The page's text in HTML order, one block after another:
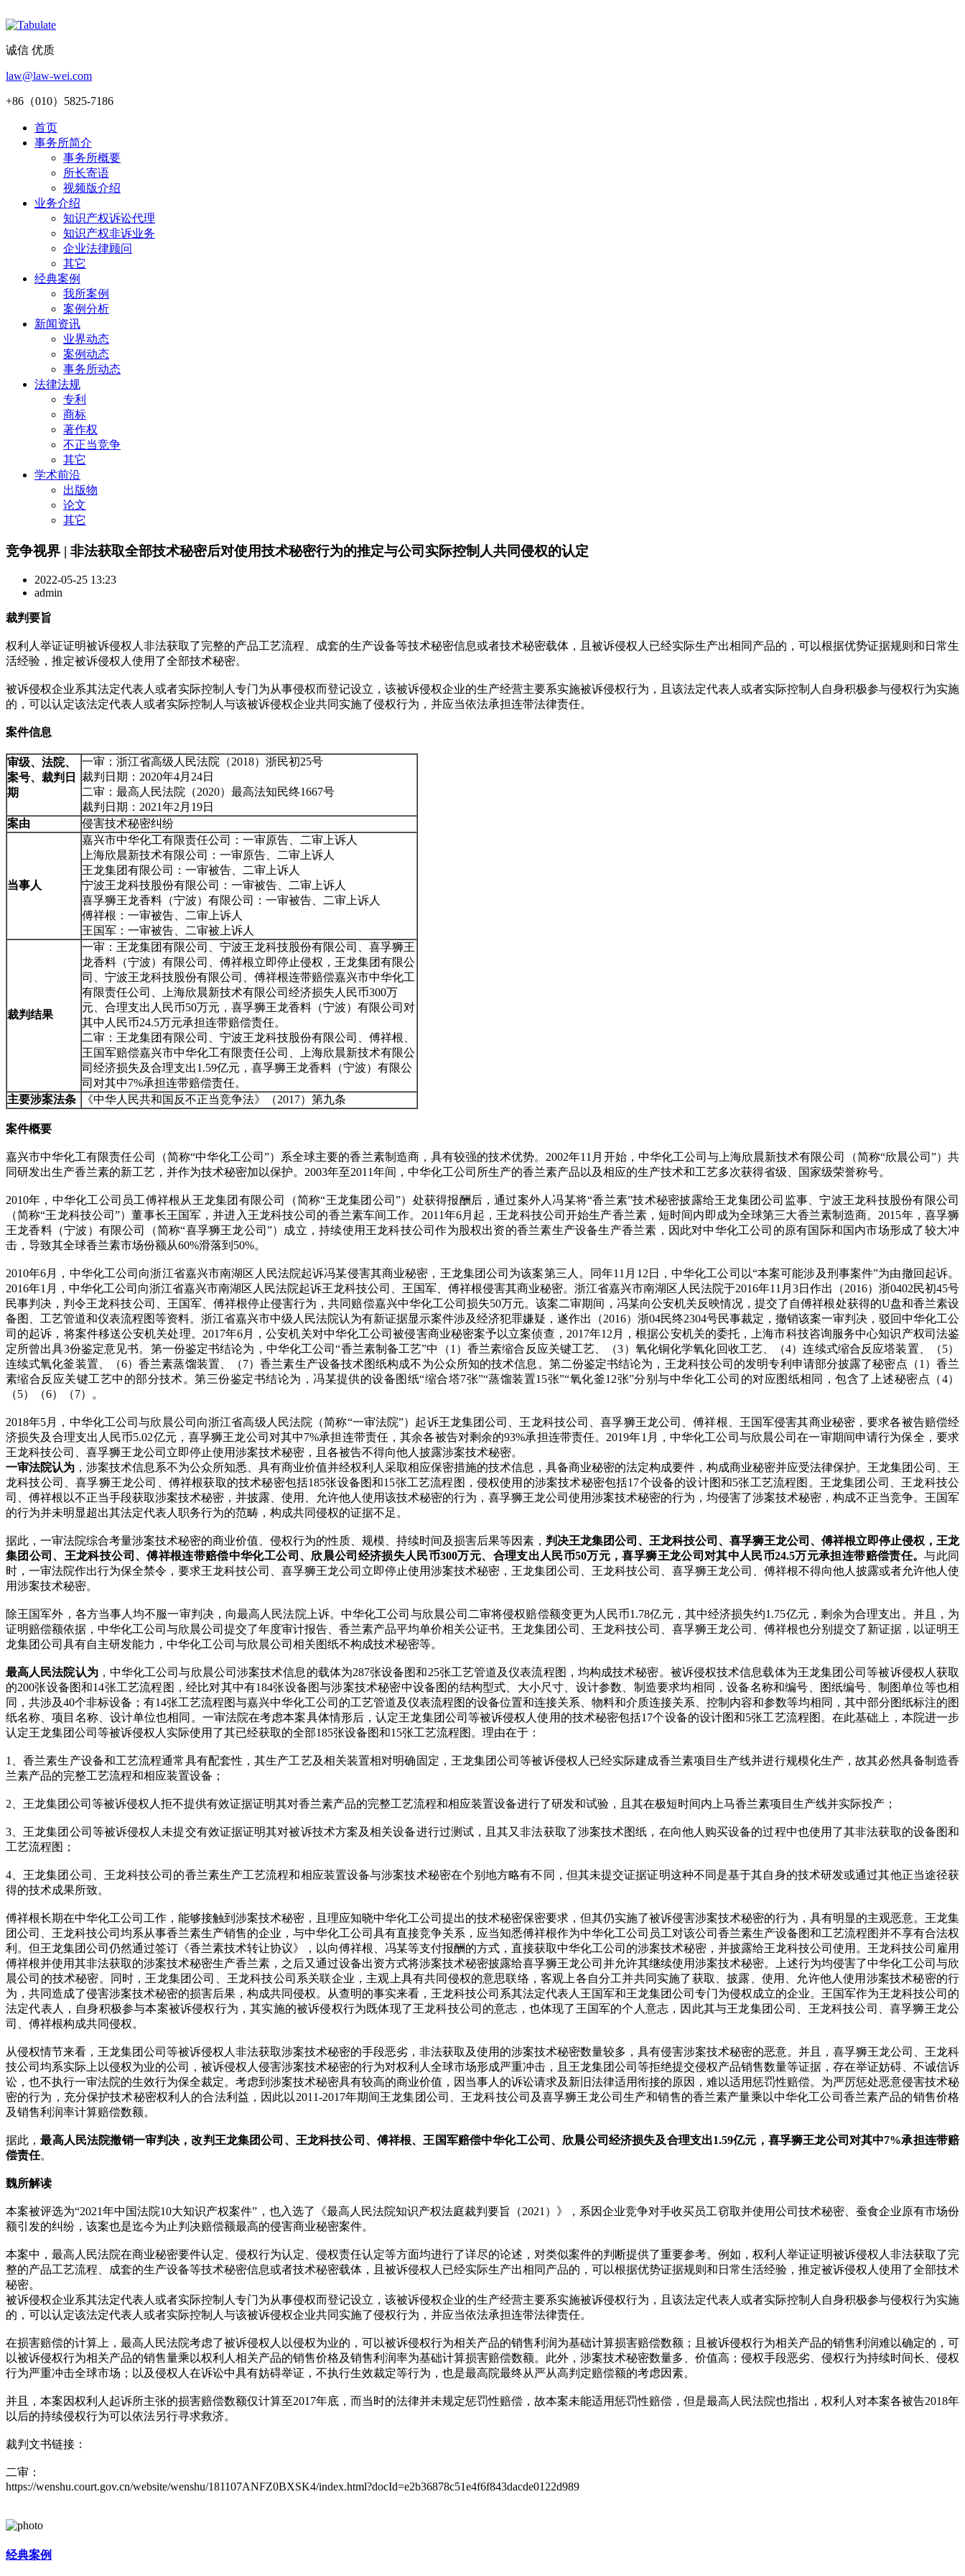
诚信 优质
law@law-wei.com
+86（010）5825-7186
首页
事务所简介
事务所概要
所长寄语
视频版介绍
业务介绍
知识产权诉讼代理
知识产权非诉业务
企业法律顾问
其它
经典案例
我所案例
案例分析
新闻资讯
业界动态
案例动态
事务所动态
法律法规
专利
商标
著作权
不正当竞争
其它
学术前沿
出版物
论文
其它
竞争视界 | 非法获取全部技术秘密后对使用技术秘密行为的推定与公司实际控制人共同侵权的认定
2022-05-25 13:23
admin
裁判要旨
权利人举证证明被诉侵权人非法获取了完整的产品工艺流程、成套的生产设备等技术秘密信息或者技术秘密载体，且被诉侵权人已经实际生产出相同产品的，可以根据优势证据规则和日常生
活经验，推定被诉侵权人使用了全部技术秘密。
被诉侵权企业系其法定代表人或者实际控制人专门为从事侵权而登记设立，该被诉侵权企业的生产经营主要系实施被诉侵权行为，且该法定代表人或者实际控制人自身积极参与侵权行为实施
的，可以认定该法定代表人或者实际控制人与该被诉侵权企业共同实施了侵权行为，并应当依法承担连带法律责任。
案件信息
审级、法院、
案号、裁判日
期
一审：浙江省高级人民法院（2018）浙民初25号
裁判日期：2020年4月24日
二审：最高人民法院（2020）最高法知民终1667号
裁判日期：2021年2月19日
案由
侵害技术秘密纠纷
当事人
嘉兴市中华化工有限责任公司：一审原告、二审上诉人
上海欣晨新技术有限公司：一审原告、二审上诉人
王龙集团有限公司：一审被告、二审上诉人
宁波王龙科技股份有限公司：一审被告、二审上诉人
喜孚狮王龙香料（宁波）有限公司：一审被告、二审上诉人
傅祥根：一审被告、二审上诉人
王国军：一审被告、二审被上诉人
裁判结果
一审：王龙集团有限公司、宁波王龙科技股份有限公司、喜孚狮王
龙香料（宁波）有限公司、傅祥根立即停止侵权，王龙集团有限公
司、宁波王龙科技股份有限公司、傅祥根连带赔偿嘉兴市中华化工
有限责任公司、上海欣晨新技术有限公司经济损失人民币300万
元、合理支出人民币50万元，喜孚狮王龙香料（宁波）有限公司对
其中人民币24.5万元承担连带赔偿责任。
二审：王龙集团有限公司、宁波王龙科技股份有限公司、傅祥根、
王国军赔偿嘉兴市中华化工有限责任公司、上海欣晨新技术有限公
司经济损失及合理支出1.59亿元，喜孚狮王龙香料（宁波）有限公
司对其中7%承担连带赔偿责任。
主要涉案法条
《中华人民共和国反不正当竞争法》（2017）第九条
案件概要
嘉兴市中华化工有限责任公司（简称“中华化工公司”）系全球主要的香兰素制造商，具有较强的技术优势。2002年11月开始，中华化工公司与上海欣晨新技术有限公司（简称“欣晨公司”）共
同研发出生产香兰素的新工艺，并作为技术秘密加以保护。2003年至2011年间，中华化工公司所生产的香兰素产品以及相应的生产技术和工艺多次获得省级、国家级荣誉称号。
2010年，中华化工公司员工傅祥根从王龙集团有限公司（简称“王龙集团公司”）处获得报酬后，通过案外人冯某将“香兰素”技术秘密披露给王龙集团公司监事、宁波王龙科技股份有限公司
（简称“王龙科技公司”）董事长王国军，并进入王龙科技公司的香兰素车间工作。2011年6月起，王龙科技公司开始生产香兰素，短时间内即成为全球第三大香兰素制造商。2015年，喜孚狮
王龙香料（宁波）有限公司（简称“喜孚狮王龙公司”）成立，持续使用王龙科技公司作为股权出资的香兰素生产设备生产香兰素，因此对中华化工公司的原有国际和国内市场形成了较大冲
击，导致其全球香兰素市场份额从60%滑落到50%。
2010年6月，中华化工公司向浙江省嘉兴市南湖区人民法院起诉冯某侵害其商业秘密，王龙集团公司为该案第三人。同年11月12日，中华化工公司以“本案可能涉及刑事案件”为由撤回起诉。
2016年1月，中华化工公司向浙江省嘉兴市南湖区人民法院起诉王龙科技公司、王国军、傅祥根侵害其商业秘密。浙江省嘉兴市南湖区人民法院于2016年11月3日作出（2016）浙0402民初45号
民事判决，判令王龙科技公司、王国军、傅祥根停止侵害行为，共同赔偿嘉兴中华化工公司损失50万元。该案二审期间，冯某向公安机关反映情况，提交了自傅祥根处获得的U盘和香兰素设
备图、工艺管道和仪表流程图等资料。浙江省嘉兴市中级人民法院认为有新证据显示案件涉及经济犯罪嫌疑，遂作出（2016）浙04民终2304号民事裁定，撤销该案一审判决，驳回中华化工公
司的起诉，将案件移送公安机关处理。2017年6月，公安机关对中华化工公司被侵害商业秘密案予以立案侦查，2017年12月，根据公安机关的委托，上海市科技咨询服务中心知识产权司法鉴
定所曾出具3份鉴定意见书。第一份鉴定书结论为，中华化工公司“香兰素制备工艺”中（1）香兰素缩合反应关键工艺、（3）氧化铜化学氧化回收工艺、（4）连续式缩合反应塔装置、（5）
连续式氧化釜装置、（6）香兰素蒸馏装置、（7）香兰素生产设备技术图纸构成不为公众所知的技术信息。第二份鉴定书结论为，王龙科技公司的发明专利申请部分披露了秘密点（1）香兰
素缩合反应关键工艺中的部分技术。第三份鉴定书结论为，冯某提供的设备图纸“缩合塔7张”“蒸馏装置15张”“氧化釜12张”分别与中华化工公司的对应图纸相同，包含了上述秘密点（4）
（5）（6）（7）。
2018年5月，中华化工公司与欣晨公司向浙江省高级人民法院（简称“一审法院”）起诉王龙集团公司、王龙科技公司、喜孚狮王龙公司、傅祥根、王国军侵害其商业秘密，要求各被告赔偿经
济损失及合理支出人民币5.02亿元，喜孚狮王龙公司对其中7%承担连带责任，其余各被告对剩余的93%承担连带责任。2019年1月，中华化工公司与欣晨公司在一审期间申请行为保全，要求
王龙科技公司、喜孚狮王龙公司立即停止使用涉案技术秘密，且各被告不得向他人披露涉案技术秘密。
一审法院认为 ，涉案技术信息系不为公众所知悉、具有商业价值并经权利人采取相应保密措施的技术信息，具备商业秘密的法定构成要件，构成商业秘密并应受法律保护。王龙集团公司、王
龙科技公司、喜孚狮王龙公司、傅祥根获取的技术秘密包括185张设备图和15张工艺流程图，侵权使用的涉案技术秘密包括17个设备的设计图和5张工艺流程图。王龙集团公司、王龙科技公
司、傅祥根以不正当手段获取涉案技术秘密，并披露、使用、允许他人使用该技术秘密的行为，喜孚狮王龙公司使用涉案技术秘密的行为，均侵害了涉案技术秘密，构成不正当竞争。王国军
的行为并未明显超出其法定代表人职务行为的范畴，构成共同侵权的证据不足。
据此，一审法院综合考量涉案技术秘密的商业价值、侵权行为的性质、规模、持续时间及损害后果等因素， 判决王龙集团公司、王龙科技公司、喜孚狮王龙公司、傅祥根立即停止侵权，王龙
集团公司、王龙科技公司、傅祥根连带赔偿中华化工公司、欣晨公司经济损失人民币300万元、合理支出人民币50万元，喜孚狮王龙公司对其中人民币24.5万元承担连带赔偿责任。与此同
时，一审法院作出行为保全禁令，要求王龙科技公司、喜孚狮王龙公司立即停止使用涉案技术秘密，王龙集团公司、王龙科技公司、喜孚狮王龙公司、傅祥根不得向他人披露或者允许他人使
用涉案技术秘密。
除王国军外，各方当事人均不服一审判决，向最高人民法院上诉。中华化工公司与欣晨公司二审将侵权赔偿额变更为人民币1.78亿元，其中经济损失约1.75亿元，剩余为合理支出。并且，为
证明赔偿额依据，中华化工公司与欣晨公司提交了年度审计报告、香兰素产品平均单价相关公证书。王龙集团公司、王龙科技公司、喜孚狮王龙公司、傅祥根也分别提交了新证据，以证明王
龙集团公司具有自主研发能力，中华化工公司与欣晨公司相关图纸不构成技术秘密等。
最高人民法院认为，中华化工公司与欣晨公司涉案技术信息的载体为287张设备图和25张工艺管道及仪表流程图，均构成技术秘密。被诉侵权技术信息载体为王龙集团公司等被诉侵权人获取
的200张设备图和14张工艺流程图，经比对其中有184张设备图与涉案技术秘密中设备图的结构型式、大小尺寸、设计参数、制造要求均相同，设备名称和编号、图纸编号、制图单位等也相
同，共涉及40个非标设备；有14张工艺流程图与嘉兴中华化工公司的工艺管道及仪表流程图的设备位置和连接关系、物料和介质连接关系、控制内容和参数等均相同，其中部分图纸标注的图
纸名称、项目名称、设计单位也相同。一审法院在考虑本案具体情形后，认定王龙集团公司等被诉侵权人使用的技术秘密包括17个设备的设计图和5张工艺流程图。在此基础上，本院进一步
认定王龙集团公司等被诉侵权人实际使用了其已经获取的全部185张设备图和15张工艺流程图。理由在于：
1、香兰素生产设备和工艺流程通常具有配套性，其生产工艺及相关装置相对明确固定，王龙集团公司等被诉侵权人已经实际建成香兰素项目生产线并进行规模化生产，故其必然具备制造香
兰素产品的完整工艺流程和相应装置设备；
2、王龙集团公司等被诉侵权人拒不提供有效证据证明其对香兰素产品的完整工艺流程和相应装置设备进行了研发和试验，且其在极短时间内上马香兰素项目生产线并实际投产；
3、王龙集团公司等被诉侵权人未提交有效证据证明其对被诉技术方案及相关设备进行过测试，且其又非法获取了涉案技术图纸，在向他人购买设备的过程中也使用了其非法获取的设备图和
工艺流程图；
4、王龙集团公司、王龙科技公司的香兰素生产工艺流程和相应装置设备与涉案技术秘密在个别地方略有不同，但其未提交证据证明这种不同是基于其自身的技术研发或通过其他正当途径获
得的技术成果所致。
傅祥根长期在中华化工公司工作，能够接触到涉案技术秘密，且理应知晓中华化工公司提出的技术秘密保密要求，但其仍实施了被诉侵害涉案技术秘密的行为，具有明显的主观恶意。王龙集
团公司、王龙科技公司均系从事香兰素生产销售的企业，与中华化工公司具有直接竞争关系，应当知悉傅祥根作为中华化工公司员工对该公司香兰素生产设备图和工艺流程图并不享有合法权
利。但王龙集团公司仍然通过签订《香兰素技术转让协议》，以向傅祥根、冯某等支付报酬的方式，直接获取中华化工公司的涉案技术秘密，并披露给王龙科技公司使用。王龙科技公司雇用
傅祥根并使用其非法获取的涉案技术秘密生产香兰素，之后又通过设备出资方式将涉案技术秘密披露给喜孚狮王龙公司并允许其继续使用涉案技术秘密。上述行为均侵害了中华化工公司与欣
晨公司的技术秘密。同时，王龙集团公司、王龙科技公司系关联企业，主观上具有共同侵权的意思联络，客观上各自分工并共同实施了获取、披露、使用、允许他人使用涉案技术秘密的行
为，共同造成了侵害涉案技术秘密的损害后果，构成共同侵权。从查明的事实来看，王龙科技公司系其法定代表人王国军和王龙集团公司专门为侵权成立的企业。王国军作为王龙科技公司的
法定代表人，自身积极参与本案被诉侵权行为，其实施的被诉侵权行为既体现了王龙科技公司的意志，也体现了王国军的个人意志，因此其与王龙集团公司、王龙科技公司、喜孚狮王龙公
司、傅祥根构成共同侵权。
从侵权情节来看，王龙集团公司等被诉侵权人非法获取涉案技术秘密的手段恶劣，非法获取及使用的涉案技术秘密数量较多，具有侵害涉案技术秘密的恶意。并且，喜孚狮王龙公司、王龙科
技公司均系实际上以侵权为业的公司，被诉侵权人侵害涉案技术秘密的行为对权利人全球市场形成严重冲击，且王龙集团公司等拒绝提交侵权产品销售数量等证据，存在举证妨碍、不诚信诉
讼，也不执行一审法院的生效行为保全裁定。考虑到涉案技术秘密具有较高的商业价值，因当事人的诉讼请求及新旧法律适用衔接的原因，难以适用惩罚性赔偿。为严厉惩处恶意侵害技术秘
密的行为，充分保护技术秘密权利人的合法利益，因此以2011-2017年期间王龙集团公司、王龙科技公司及喜孚狮王龙公司生产和销售的香兰素产量乘以中华化工公司香兰素产品的销售价格
及销售利润率计算赔偿数额。
据此，最高人民法院撤销一审判决，改判王龙集团公司、王龙科技公司、傅祥根、王国军赔偿中华化工公司、欣晨公司经济损失及合理支出1.59亿元，喜孚狮王龙公司对其中7%承担连带赔
偿责任。
魏所解读
本案被评选为“2021年中国法院10大知识产权案件”，也入选了《最高人民法院知识产权法庭裁判要旨（2021）》，系因企业竞争对手收买员工窃取并使用公司技术秘密、蚕食企业原有市场份
额引发的纠纷，该案也是迄今为止判决赔偿额最高的侵害商业秘密案件。
本案中，最高人民法院在商业秘密要件认定、侵权行为认定、侵权责任认定等方面均进行了详尽的论述，对类似案件的判断提供了重要参考。例如，权利人举证证明被诉侵权人非法获取了完
整的产品工艺流程、成套的生产设备等技术秘密信息或者技术秘密载体，且被诉侵权人已经实际生产出相同产品的，可以根据优势证据规则和日常生活经验，推定被诉侵权人使用了全部技术
秘密。
被诉侵权企业系其法定代表人或者实际控制人专门为从事侵权而登记设立，该被诉侵权企业的生产经营主要系实施被诉侵权行为，且该法定代表人或者实际控制人自身积极参与侵权行为实施
的，可以认定该法定代表人或者实际控制人与该被诉侵权企业共同实施了侵权行为，并应当依法承担连带法律责任。
在损害赔偿的计算上，最高人民法院考虑了被诉侵权人以侵权为业的，可以被诉侵权行为相关产品的销售利润为基础计算损害赔偿数额；且被诉侵权行为相关产品的销售利润难以确定的，可
以被诉侵权行为相关产品的销售量乘以权利人相关产品的销售价格及销售利润率为基础计算损害赔偿数额。此外，涉案技术秘密数量多、价值高；侵权手段恶劣、侵权行为持续时间长、侵权
行为严重冲击全球市场；以及侵权人在诉讼中具有妨碍举证，不执行生效裁定等行为，也是最高院最终从严从高判定赔偿额的考虑因素。
并且，本案因权利人起诉所主张的损害赔偿数额仅计算至2017年底，而当时的法律并未规定惩罚性赔偿，故本案未能适用惩罚性赔偿，但是最高人民法院也指出，权利人对本案各被告2018年
以后的持续侵权行为可以依法另行寻求救济。
裁判文书链接：
二审：
https://wenshu.court.gov.cn/website/wenshu/181107ANFZ0BXSK4/index.html?docId=e2b36878c51e4f6f843dacde0122d989
经典案例